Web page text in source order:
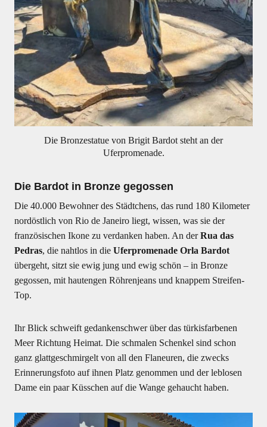
Die Bronzestatue von Brigit Bardot steht an der
Uferpromenade.
Die Bardot in Bronze gegossen
Die 40.000 Bewohner des Städtchens, das rund 180 Kilometer
nordöstlich von Rio de Janeiro liegt, wissen, was sie der
französischen Ikone zu verdanken haben. An derRua das
Pedras, die nahtlos in die Uferpromenade Orla Bardot
übergeht, sitzt sie ewig jung und ewig schön – in Bronze
gegossen, mit hautengen Röhrenjeans und knappem Streifen-
Top.
Ihr Blick schweift gedankenschwer über das türkisfarbenen
Meer Richtung Heimat. Die schmalen Schenkel sind schon
ganz glattgeschmirgelt von all den Flaneuren, die zwecks
Erinnerungsfoto auf ihnen Platz genommen und der leblosen
Dame ein paar Küsschen auf die Wange gehaucht haben.